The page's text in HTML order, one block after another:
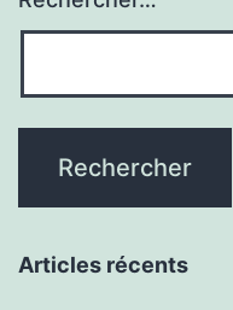
Articles récents